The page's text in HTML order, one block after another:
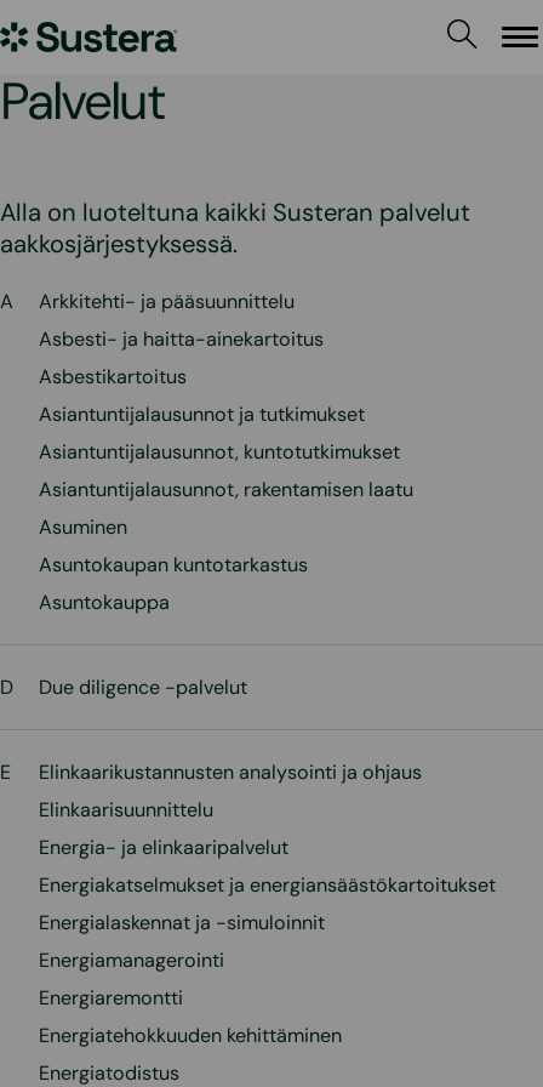
sisältöön
Sustera
Palvelut
Alla on luoteltuna kaikki Susteran palvelut
aakkosjärjestyksessä.
A
Arkkitehti- ja pääsuunnittelu
Asbesti- ja haitta-ainekartoitus
Asbestikartoitus
Asiantuntijalausunnot ja tutkimukset
Asiantuntijalausunnot, kuntotutkimukset
Asiantuntijalausunnot, rakentamisen laatu
Asuminen
Asuntokaupan kuntotarkastus
Asuntokauppa
D Due diligence -palvelut
E
Elinkaarikustannusten analysointi ja ohjaus
Elinkaarisuunnittelu
Energia- ja elinkaaripalvelut
Energiakatselmukset ja energiansäästökartoitukset
Energialaskennat ja -simuloinnit
Energiamanagerointi
Energiaremontti
Energiatehokkuuden kehittäminen
Energiatodistus